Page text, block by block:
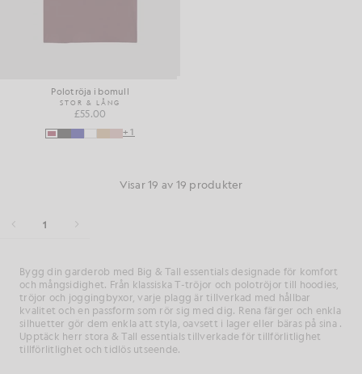
Polotröja i bomull
STOR & LÅNG
£55.00
+1
Visar 19 av 19 produkter
1
Bygg din garderob med Big & Tall essentials designade för komfort
och mångsidighet. Från klassiskaT-tröjor och polotröjortill hoodies,
tröjor och joggingbyxor,varje plagg är tillverkad med hållbar
kvalitet och en passform som rör sig med dig. Rena färger och enkla
silhuetter gör dem enkla att styla, oavsett i lager eller bäras på sina .
Upptäck herr stora &Tall essentialstillverkadeförtillförlitlighet
tillförlitlighet ochtidlös utseende.